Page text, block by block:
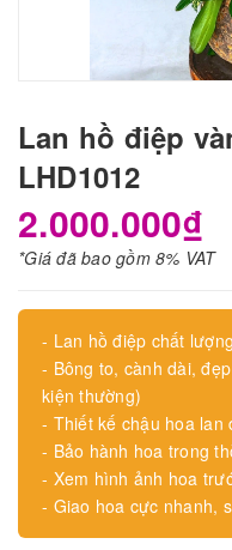
Lan hồ điệp
LHD1012
2.000.000₫
*Giá đã bao gồm 8% VAT
- Lan hồ điệp chất
- Bông to, cành dài,
kiện thường)
- Thiết kế chậu hoa lan
- Bảo hành hoa trong
- Xem hình ảnh hoa
- Giao hoa cực nhanh,